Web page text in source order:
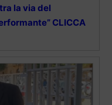
la via del
CLICCA